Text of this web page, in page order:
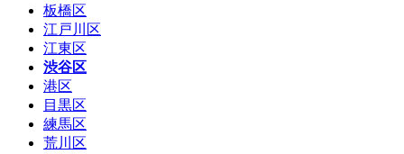
板橋区
江戸川区
江東区
渋谷区
港区
目黒区
練馬区
荒川区